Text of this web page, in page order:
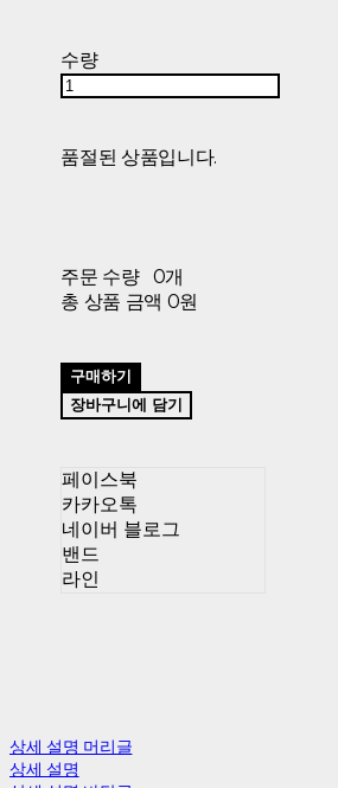
수량
품절된 상품입니다.
주문 수량
0개
총 상품 금액 0원
구매하기
장바구니에 담기
페이스북
카카오톡
네이버 블로그
밴드
라인
상세 설명 머리글
상세 설명